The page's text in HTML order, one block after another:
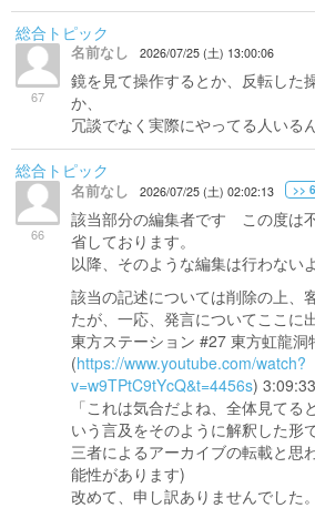
総合トピック
67
名前なし 2026/07/25 (土) 13:00:06
鏡を見て操作するとか、反転した
か、
冗談でなく実際にやってる人いる
総合トピック
66
名前なし 2026/07/25 (土) 02:02:13 >>
該当部分の編集者です この度は
省しております。
以降、そのような編集は行わない
該当の記述については削除の上、
たが、一応、発言についてここに
東方ステーション #27 東方虹龍洞
(https://www.youtube.com/watch?
v=w9TPtC9tYcQ&t=4456s) 3:09:33
「これは気合だよね、全体見てる
いう言及をそのように解釈した形
三者によるアーカイブの転載と思
能性があります)
改めて、申し訳ありませんでした。